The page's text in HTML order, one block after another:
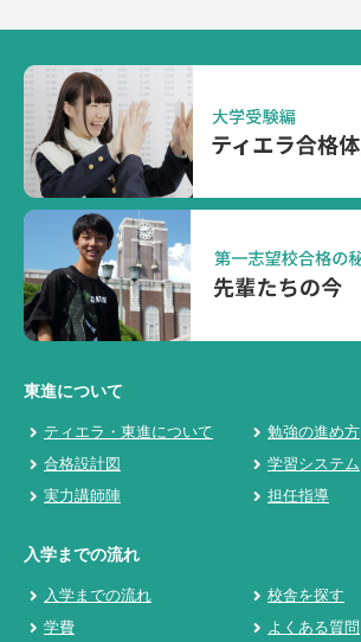
東進について
ティエラ・東進について
勉強の進め方
合格設計図
学習システム
実力講師陣
担任指導
入学までの流れ
入学までの流れ
校舎を探す
学費
よくある質問